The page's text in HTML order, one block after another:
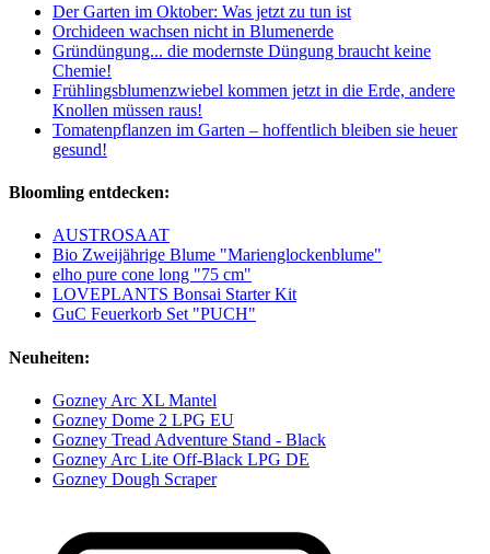
Der Garten im Oktober: Was jetzt zu tun ist
Orchideen wachsen nicht in Blumenerde
Gründüngung... die modernste Düngung braucht keine
Chemie!
Frühlingsblumenzwiebel kommen jetzt in die Erde, andere
Knollen müssen raus!
Tomatenpflanzen im Garten – hoffentlich bleiben sie heuer
gesund!
Bloomling entdecken:
AUSTROSAAT
Bio Zweijährige Blume "Marienglockenblume"
elho pure cone long "75 cm"
LOVEPLANTS Bonsai Starter Kit
GuC Feuerkorb Set "PUCH"
Neuheiten:
Gozney Arc XL Mantel
Gozney Dome 2 LPG EU
Gozney Tread Adventure Stand - Black
Gozney Arc Lite Off-Black LPG DE
Gozney Dough Scraper